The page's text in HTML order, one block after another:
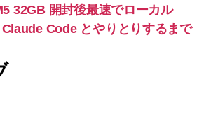
32GB 開封後最速でローカル
Code とやりとりするまで